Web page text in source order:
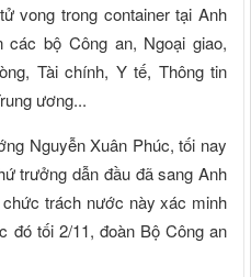
vong trong container tại Anh
bộ Công an, Ngoại giao,
Tài chính, Y tế, Thông tin
ương...
Nguyễn Xuân Phúc, tối nay
trưởng dẫn đầu đã sang Anh
trách nước này xác minh
đó tối 2/11, đoàn Bộ Công an